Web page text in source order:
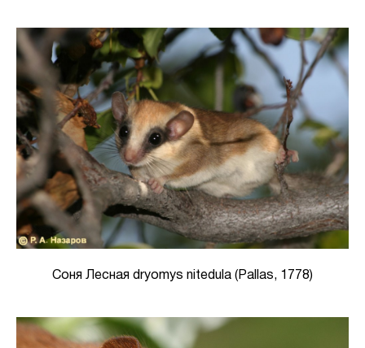
Соня Лесная dryomys nitedula (Pallas, 1778)